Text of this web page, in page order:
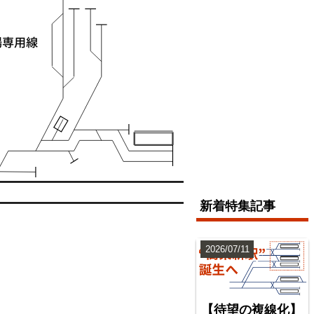
新着特集記事
【待望の複線化】
2026/07/11